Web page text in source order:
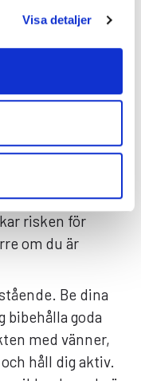
Visa detaljer
finns det
risken. Här
hjälper mot
nya
att du sover
risken för
om du är
Be dina
bibehålla goda
med vänner,
håll dig aktiv.